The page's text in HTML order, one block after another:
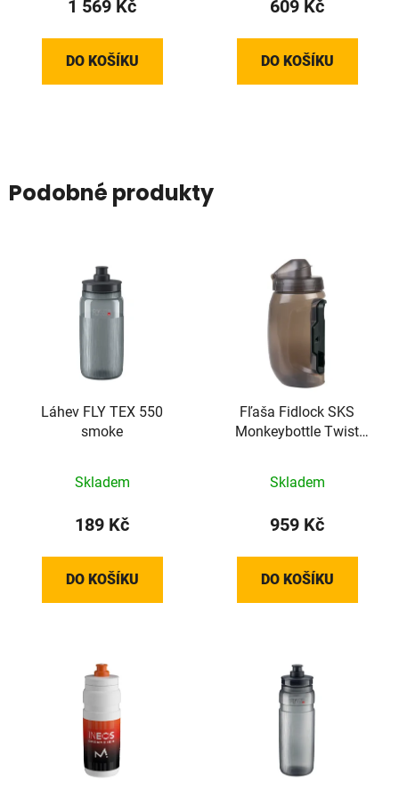
1 569 Kč
DO KOŠÍKU
609 Kč
DO KOŠÍKU
Podobné produkty
Láhev FLY TEX 550
smoke
Skladem
189 Kč
DO KOŠÍKU
Fľaša Fidlock SKS
Monkeybottle Twist
Skladem
959 Kč
DO KOŠÍKU